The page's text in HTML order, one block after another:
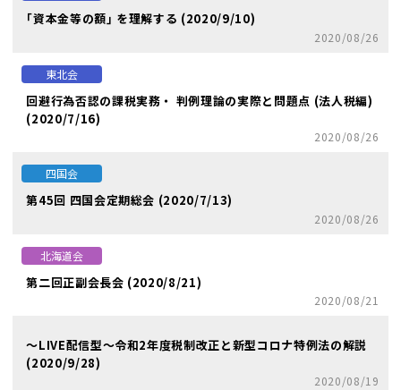
｢資本金等の額｣ を理解する (2020/9/10)
2020/08/26
東北会
回避行為否認の課税実務・ 判例理論の実際と問題点 (法人税編)
(2020/7/16)
2020/08/26
四国会
第45回 四国会定期総会 (2020/7/13)
2020/08/26
北海道会
第二回正副会長会 (2020/8/21)
2020/08/21
～LIVE配信型～令和2年度税制改正と新型コロナ特例法の解説
(2020/9/28)
2020/08/19